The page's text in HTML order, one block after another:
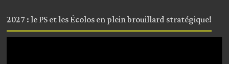
2027 : le PS et les Écolos en plein brouillard stratégique!